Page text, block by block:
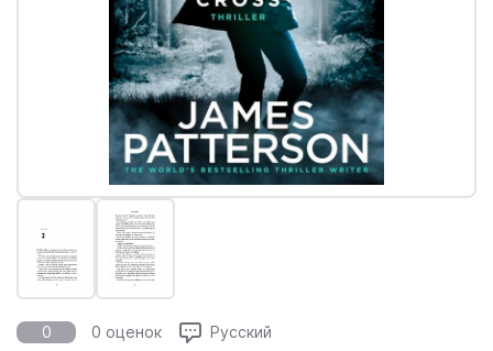
0 0 оценок Русский